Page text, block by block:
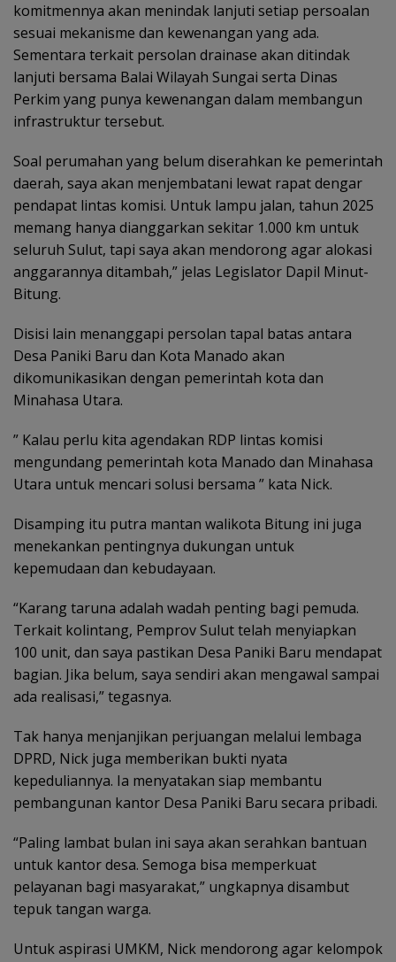
komitmennya akan menindak lanjuti setiap persoalan
sesuai mekanisme dan kewenangan yang ada.
Sementara terkait persolan drainase akan ditindak
lanjuti bersama Balai Wilayah Sungai serta Dinas
Perkim yang punya kewenangan dalam membangun
infrastruktur tersebut.
Soal perumahan yang belum diserahkan ke pemerintah
daerah, saya akan menjembatani lewat rapat dengar
pendapat lintas komisi. Untuk lampu jalan, tahun 2025
memang hanya dianggarkan sekitar 1.000 km untuk
seluruh Sulut, tapi saya akan mendorong agar alokasi
anggarannya ditambah,” jelas Legislator Dapil Minut-
Bitung.
Disisi lain menanggapi persolan tapal batas antara
Desa Paniki Baru dan Kota Manado akan
dikomunikasikan dengan pemerintah kota dan
Minahasa Utara.
” Kalau perlu kita agendakan RDP lintas komisi
mengundang pemerintah kota Manado dan Minahasa
Utara untuk mencari solusi bersama ” kata Nick.
Disamping itu putra mantan walikota Bitung ini juga
menekankan pentingnya dukungan untuk
kepemudaan dan kebudayaan.
“Karang taruna adalah wadah penting bagi pemuda.
Terkait kolintang, Pemprov Sulut telah menyiapkan
100 unit, dan saya pastikan Desa Paniki Baru mendapat
bagian. Jika belum, saya sendiri akan mengawal sampai
ada realisasi,” tegasnya.
Tak hanya menjanjikan perjuangan melalui lembaga
DPRD, Nick juga memberikan bukti nyata
kepeduliannya. Ia menyatakan siap membantu
pembangunan kantor Desa Paniki Baru secara pribadi.
“Paling lambat bulan ini saya akan serahkan bantuan
untuk kantor desa. Semoga bisa memperkuat
pelayanan bagi masyarakat,” ungkapnya disambut
tepuk tangan warga.
Untuk aspirasi UMKM, Nick mendorong agar kelompok